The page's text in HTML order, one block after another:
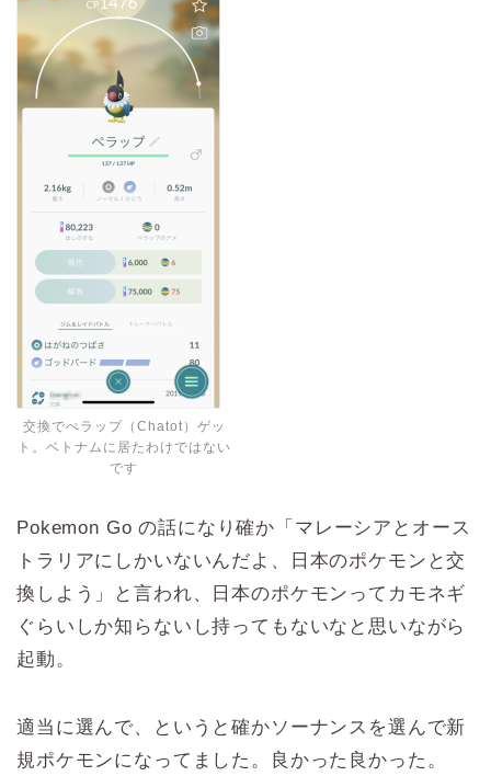
交換でぺラップ（Chatot）ゲッ
ト。ベトナムに居たわけではない
です
Pokemon Go の話になり確か「マレーシアとオース
トラリアにしかいないんだよ、日本のポケモンと交
換しよう」と言われ、日本のポケモンってカモネギ
ぐらいしか知らないし持ってもないなと思いながら
起動。
適当に選んで、というと確かソーナンスを選んで新
規ポケモンになってました。良かった良かった。